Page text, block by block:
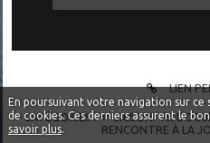
En poursuivant votre navigation sur
de cookies. Ces derniers assurent le
savoir plus.
LIEN
CATÉGORIES :=>SAISON. 16,
RENCONTRE À LA